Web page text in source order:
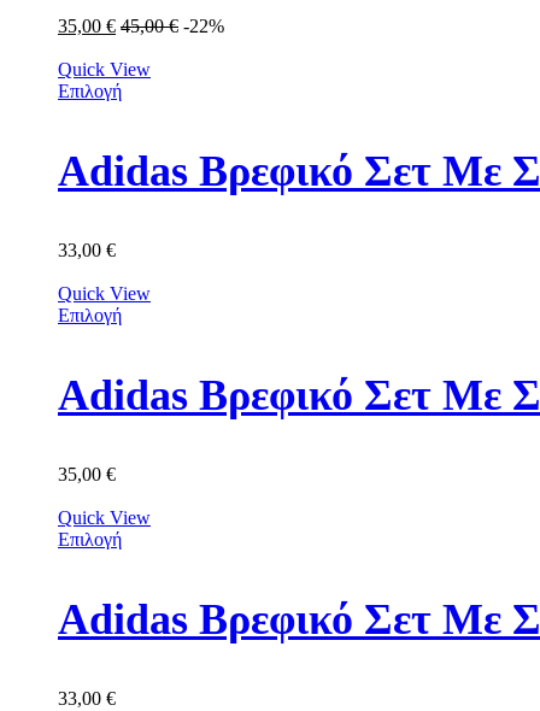
35,00 € 45,00€ -22%
Quick View
Επιλογή
Adidas Βρεφικό Σετ Με
33,00 €
Quick View
Επιλογή
Adidas Βρεφικό Σετ Με
35,00 €
Quick View
Επιλογή
Adidas Βρεφικό Σετ Με
33,00 €